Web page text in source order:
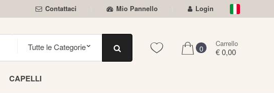
Contattaci Mio Pannello Login
0
Carrello
€ 0,00
CAPELLI